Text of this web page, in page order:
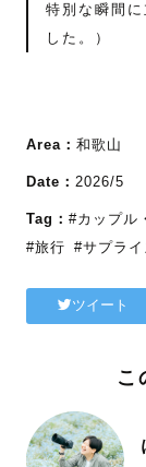
特別な瞬間
した。）
Area： 和歌山
Date： 2026/5
Tag： #カップル
#旅行 #サプライ
ツイート
こ